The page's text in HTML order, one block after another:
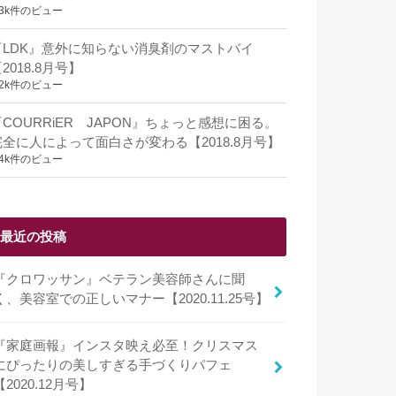
件のビュー
LDK』意外に知らない消臭剤のマストバイ
2018.8月号】
件のビュー
COURRiER JAPON』ちょっと感想に困る。
全に人によって面白さが変わる【2018.8月号】
件のビュー
最近の投稿
『クロワッサン』ベテラン美容師さんに聞
、美容室での正しいマナー【2020.11.25号】
『家庭画報』インスタ映え必至！クリスマス
ぴったりの美しすぎる手づくりパフェ
【2020.12月号】